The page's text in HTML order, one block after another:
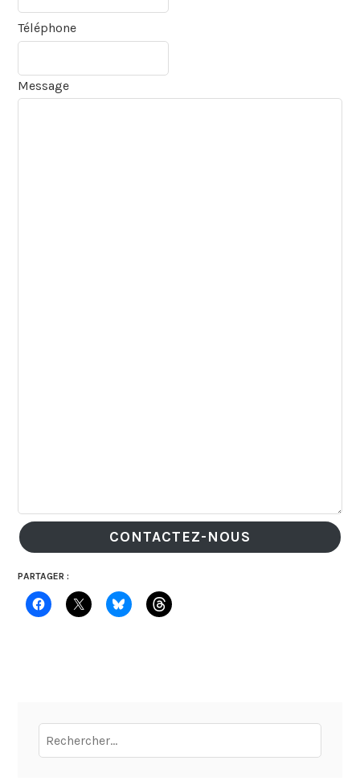
Téléphone
Message
CONTACTEZ-NOUS
PARTAGER :
Rechercher :